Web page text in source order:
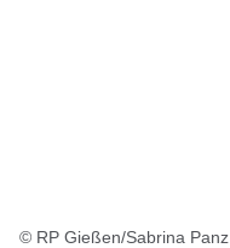
© RP Gießen/Sabrina Panz